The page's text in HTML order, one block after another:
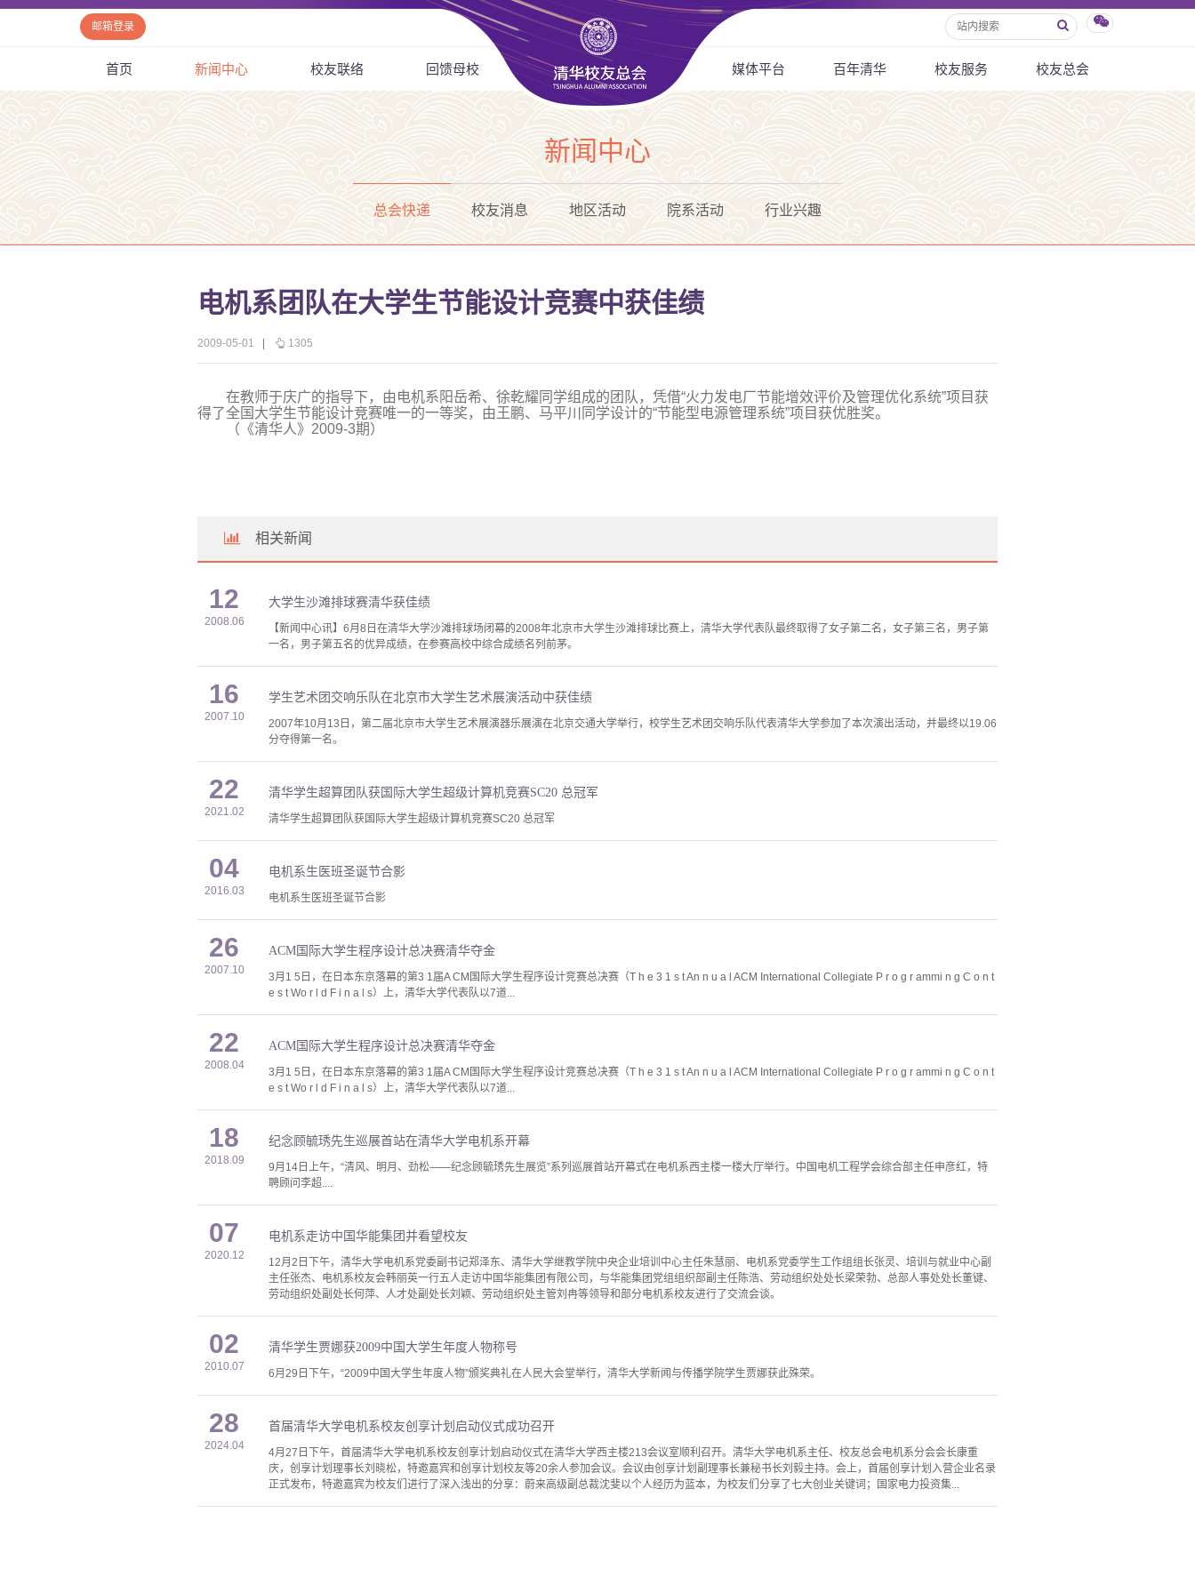
邮箱登录
首页 新闻中心 校友联络 回馈母校 媒体平台 百年清华 校友服务 校友总会
新闻中心
总会快递 校友消息 地区活动 院系活动 行业兴趣
电机系团队在大学生节能设计竞赛中获佳绩
2009-05-01 1305
在教师于庆广的指导下，由电机系阳岳希、徐乾耀同学组成的团队，凭借“火力发电厂节能增效评价及管理优化系统”项目获
得了全国大学生节能设计竞赛唯一的一等奖，由王鹏、马平川同学设计的“节能型电源管理系统”项目获优胜奖。
（《清华人》 2009-3期）
相关新闻
12
2008.06
大学生沙滩排球赛清华获佳绩
【新闻中心讯】6月8日在清华大学沙滩排球场闭幕的2008年北京市大学生沙滩排球比赛上，清华大学代表队最终取得了女子第二名，女子第三名，男子第
一名，男子第五名的优异成绩，在参赛高校中综合成绩名列前茅。
16
2007.10
学生艺术团交响乐队在北京市大学生艺术展演活动中获佳绩
2007年10月13日，第二届北京市大学生艺术展演器乐展演在北京交通大学举行，校学生艺术团交响乐队代表清华大学参加了本次演出活动，并最终以19.06
分夺得第一名。
22
2021.02
清华学生超算团队获国际大学生超级计算机竞赛SC20 总冠军
清华学生超算团队获国际大学生超级计算机竞赛SC20 总冠军
04
2016.03
电机系生医班圣诞节合影
电机系生医班圣诞节合影
26
2007.10
ACM国际大学生程序设计总决赛清华夺金
3月1 5日，在日本东京落幕的第3 1届A CM国际大学生程序设计竞赛总决赛（T h e 3 1 s t An n u a l ACM International Collegiate P r o g r ammi n g C o n t
e s t Wo r l d F i n a l s）上，清华大学代表队以7道...
22
2008.04
ACM国际大学生程序设计总决赛清华夺金
3月1 5日，在日本东京落幕的第3 1届A CM国际大学生程序设计竞赛总决赛（T h e 3 1 s t An n u a l ACM International Collegiate P r o g r ammi n g C o n t
e s t Wo r l d F i n a l s）上，清华大学代表队以7道...
18
2018.09
纪念顾毓琇先生巡展首站在清华大学电机系开幕
9月14日上午，“清风、明月、劲松——纪念顾毓琇先生展览”系列巡展首站开幕式在电机系西主楼一楼大厅举行。中国电机工程学会综合部主任申彦红，特
聘顾问李超....
07
2020.12
电机系走访中国华能集团并看望校友
12月2日下午，清华大学电机系党委副书记郑泽东、清华大学继教学院中央企业培训中心主任朱慧丽、电机系党委学生工作组组长张灵、培训与就业中心副
主任张杰、电机系校友会韩丽英一行五人走访中国华能集团有限公司，与华能集团党组组织部副主任陈浩、劳动组织处处长梁荣勃、总部人事处处长董键、
劳动组织处副处长何萍、人才处副处长刘颖、劳动组织处主管刘冉等领导和部分电机系校友进行了交流会谈。
02
2010.07
清华学生贾娜获2009中国大学生年度人物称号
6月29日下午，“2009中国大学生年度人物”颁奖典礼在人民大会堂举行，清华大学新闻与传播学院学生贾娜获此殊荣。
28
2024.04
首届清华大学电机系校友创享计划启动仪式成功召开
4月27日下午，首届清华大学电机系校友创享计划启动仪式在清华大学西主楼213会议室顺利召开。清华大学电机系主任、校友总会电机系分会会长康重
庆，创享计划理事长刘晓松，特邀嘉宾和创享计划校友等20余人参加会议。会议由创享计划副理事长兼秘书长刘毅主持。会上，首届创享计划入营企业名录
正式发布，特邀嘉宾为校友们进行了深入浅出的分享：蔚来高级副总裁沈斐以个人经历为蓝本，为校友们分享了七大创业关键词；国家电力投资集...